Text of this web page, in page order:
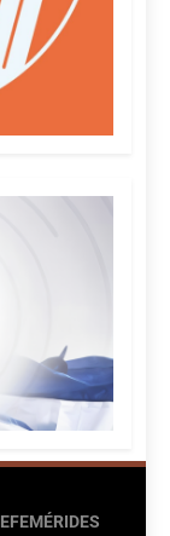
EFEMÉRIDES